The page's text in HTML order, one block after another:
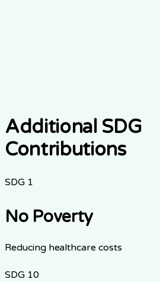
Additional SDG
Contributions
SDG 1
No Poverty
Reducing healthcare costs
SDG 10